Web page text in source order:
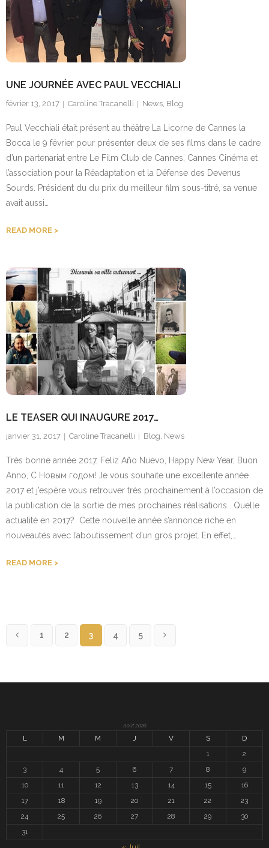
UNE JOURNÉE AVEC PAUL VECCHIALI
février 13, 2017 Caroline Tracanelli News, Blog
Paul Vecchiali était présent au théâtre La Licorne de Cannes la
Bocca le 9 février pour présenter deux de ses films dans le cadre
d’un partenariat entre Le Film Club de Cannes, Cannes Cinéma et
l’association pour la Réadaptation et la Défense des Devenus
Sourds. Président du du prix du meilleur film sous-titré, sa venue
avait aussi…
READ MORE
LE TEASER QUI INAUGURE 2017…
janvier 31, 2017 Caroline Tracanelli Blog, News
Très bonne année 2017, Feliz Año Nuevo, Happy New Year, Buon
Anno, С Новым годом! Je vous souhaite une excellente année
2017 et j’espère vous retrouver très prochainement à l’occasion de
la publication de la sortie de mes prochaines réalisations… Quelle
actualité en 2017? Cette nouvelle année s’annonce riche en
nouveautés avec l’aboutissement d’un gros projet. En effet,…
READ MORE
1 2 3 4 5
août 2026
L M M J V S
D
1
2
3
4 5 6 7 8
9
10
11 12 13 14 15
16
17
18 19 20 21 22
23
24
25 26 27 28 29
30
31